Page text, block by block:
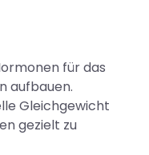
für das
aufbauen.
Gleichgewicht
gezielt zu